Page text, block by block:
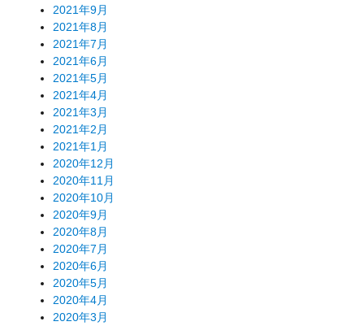
2021年9月
2021年8月
2021年7月
2021年6月
2021年5月
2021年4月
2021年3月
2021年2月
2021年1月
2020年12月
2020年11月
2020年10月
2020年9月
2020年8月
2020年7月
2020年6月
2020年5月
2020年4月
2020年3月